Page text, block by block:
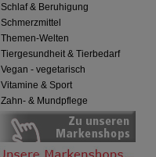
Schlaf & Beruhigung
Schmerzmittel
Themen-Welten
Tiergesundheit & Tierbedarf
Vegan - vegetarisch
Vitamine & Sport
Zahn- & Mundpflege